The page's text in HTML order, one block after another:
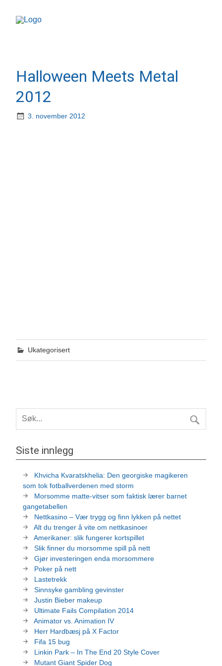
Halloween Meets Metal
2012
3. november 2012
Ukategorisert
Siste innlegg
Khvicha Kvaratskhelia: Den georgiske magikeren
som tok fotballverdenen med storm
Morsomme matte-vitser som faktisk lærer barnet
gangetabellen
Nettkasino – Vær trygg og finn lykken på nettet
Alt du trenger å vite om nettkasinoer
Amerikaner: slik fungerer kortspillet
Slik finner du morsomme spill på nett
Gjør investeringen enda morsommere
Poker på nett
Lastetrekk
Sinnsyke gambling gevinster
Justin Bieber makeup
Ultimate Fails Compilation 2014
Animator vs. Animation IV
Herr Hardbæsj på X Factor
Fifa 15 bug
Linkin Park – In The End 20 Style Cover
Mutant Giant Spider Dog